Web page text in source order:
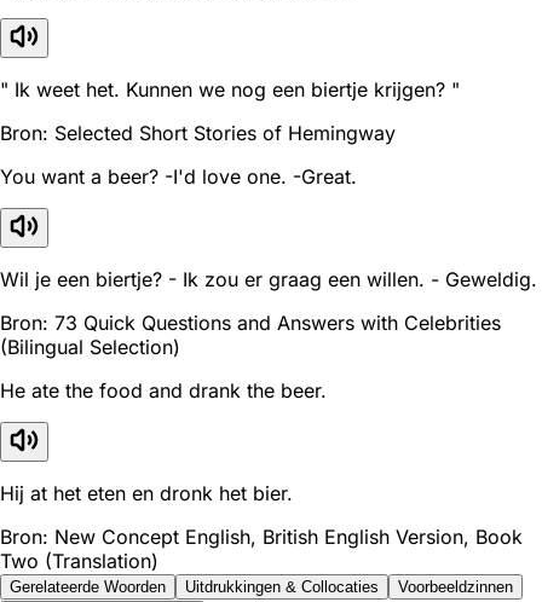
" Ik weet het. Kunnen we nog een biertje krijgen? "
Bron: Selected Short Stories of Hemingway
You want a beer? -I'd love one. -Great.
Wil je een biertje? - Ik zou er graag een willen. - Geweldig.
Bron: 73 Quick Questions and Answers with Celebrities
(Bilingual Selection)
He ate the food and drank the beer.
Hij at het eten en dronk het bier.
Bron: New Concept English, British English Version, Book
Two (Translation)
Gerelateerde Woorden Uitdrukkingen & Collocaties
Voorbeeldzinnen